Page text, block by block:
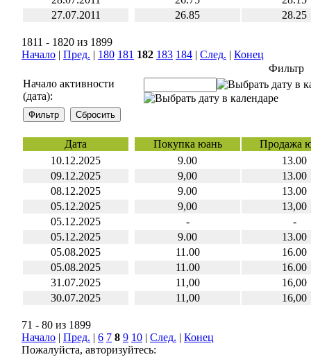
27.07.2011
26.85 28.25
1811 - 1820 из 1899
Начало | Пред. | 180 181 182 183 184 | След. | Конец
Фильтр
Начало активности
(дата):
Дата Покупка юань
Продажа
10.12.2025
9.00
13.00
09.12.2025
9,00
13.00
08.12.2025
9.00
13.00
05.12.2025
9,00
13,00
05.12.2025
-
-
05.12.2025
9.00
13.00
05.08.2025
11.00
16.00
05.08.2025
11.00
16.00
31.07.2025
11,00
16,00
30.07.2025
11,00 16,00
71 - 80 из 1899
Начало | Пред. | 6 7 8 9 10 | След. | Конец
Пожалуйста, авторизуйтесь: